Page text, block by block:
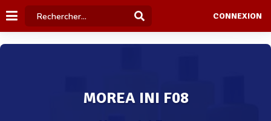
CONNEXION
MOREA INI F08